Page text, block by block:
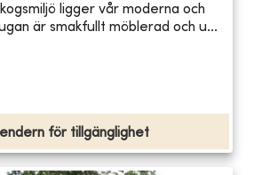
ligger vår moderna och
är smakfullt möblerad och u...
för tillgänglighet